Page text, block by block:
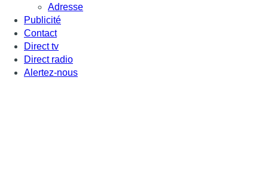
Adresse
Publicité
Contact
Direct tv
Direct radio
Alertez-nous